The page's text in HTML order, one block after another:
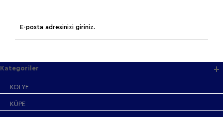
Kategoriler
KOLYE
KÜPE